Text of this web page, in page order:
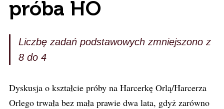
próba HO
Liczbę zadań podstawowych zmniejszono z
8 do 4
Dyskusja o kształcie próby na Harcerkę Orlą/Harcerza
Orlego trwała bez mała prawie dwa lata, gdyż zarówno